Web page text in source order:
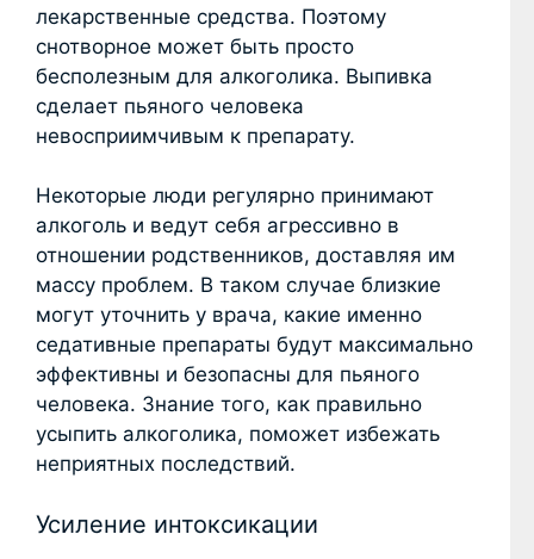
лекарственные средства. Поэтому
снотворное может быть просто
бесполезным для алкоголика. Выпивка
сделает пьяного человека
невосприимчивым к препарату.
Некоторые люди регулярно принимают
алкоголь и ведут себя агрессивно в
отношении родственников, доставляя им
массу проблем. В таком случае близкие
могут уточнить у врача, какие именно
седативные препараты будут максимально
эффективны и безопасны для пьяного
человека. Знание того, как правильно
усыпить алкоголика, поможет избежать
неприятных последствий.
Усиление интоксикации